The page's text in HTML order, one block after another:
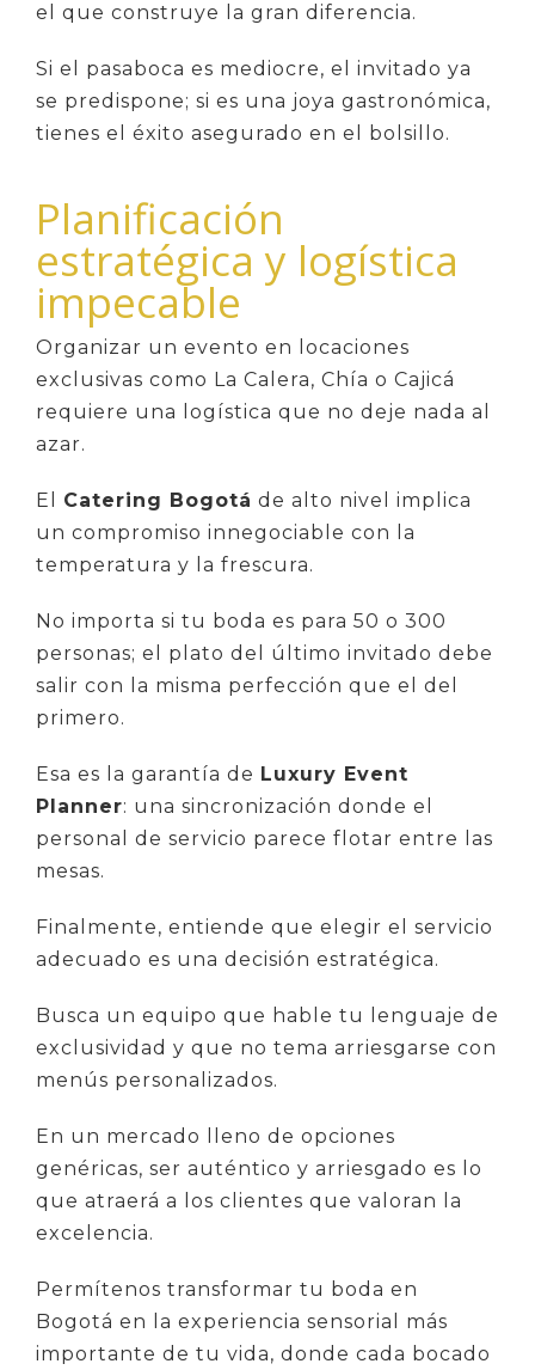
el que construye la gran diferencia.
Si el pasaboca es mediocre, el invitado ya
se predispone; si es una joya gastronómica,
tienes el éxito asegurado en el bolsillo.
Planificación
estratégica y logística
impecable
Organizar un evento en locaciones
exclusivas como La Calera, Chía o Cajicá
requiere una logística que no deje nada al
azar.
El Catering Bogotá de alto nivel implica
un compromiso innegociable con la
temperatura y la frescura.
No importa si tu boda es para 50 o 300
personas; el plato del último invitado debe
salir con la misma perfección que el del
primero.
Esa es la garantía de Luxury Event
Planner: una sincronización donde el
personal de servicio parece flotar entre las
mesas.
Finalmente, entiende que elegir el servicio
adecuado es una decisión estratégica.
Busca un equipo que hable tu lenguaje de
exclusividad y que no tema arriesgarse con
menús personalizados.
En un mercado lleno de opciones
genéricas, ser auténtico y arriesgado es lo
que atraerá a los clientes que valoran la
excelencia.
Permítenos transformar tu boda en
Bogotá en la experiencia sensorial más
importante de tu vida, donde cada bocado